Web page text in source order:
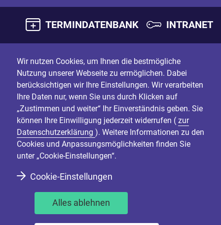
TERMINDATENBANK INTRANET
Wir nutzen Cookies, um Ihnen die bestmögliche
Nutzung unserer Webseite zu ermöglichen. Dabei
berücksichtigen wir Ihre Einstellungen. Wir verarbeiten
Ihre Daten nur, wenn Sie uns durch Klicken auf
„Zustimmen und weiter“ Ihr Einverständnis geben. Sie
können Ihre Einwilligung jederzeit widerrufen ( zur
Datenschutzerklärung ). Weitere Informationen zu den
Cookies und Anpassungsmöglichkeiten finden Sie
unter „Cookie-Einstellungen“.
Cookie-Einstellungen
Alles ablehnen